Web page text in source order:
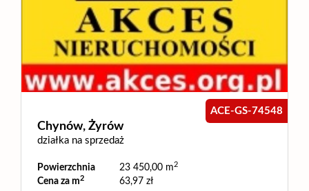
Chynów, Żyrów
działka na sprzedaż
ACE-GS-74548
Powierzchnia 23 450,00 m2
Cena za m2 63,97 zł